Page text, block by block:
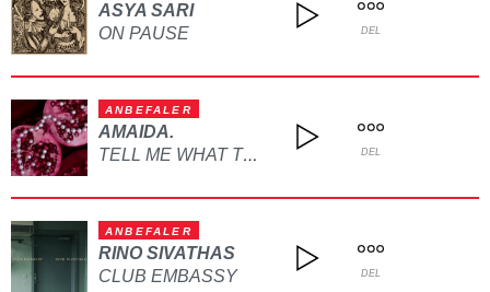
ASYA SARI
ON PAUSE
DEL
ANBEFALER
AMAIDA.
TELL ME WHAT TO DO DEL
ANBEFALER
RINO SIVATHAS
CLUB EMBASSY
DEL